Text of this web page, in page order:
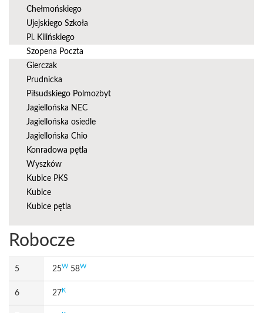
Chełmońskiego
Ujejskiego Szkoła
Pl. Kilińskiego
Szopena Poczta
Gierczak
Prudnicka
Piłsudskiego Polmozbyt
Jagiellońska NEC
Jagiellońska osiedle
Jagiellońska Chio
Konradowa pętla
Wyszków
Kubice PKS
Kubice
Kubice pętla
Robocze
5 25W 58W
6 27 K